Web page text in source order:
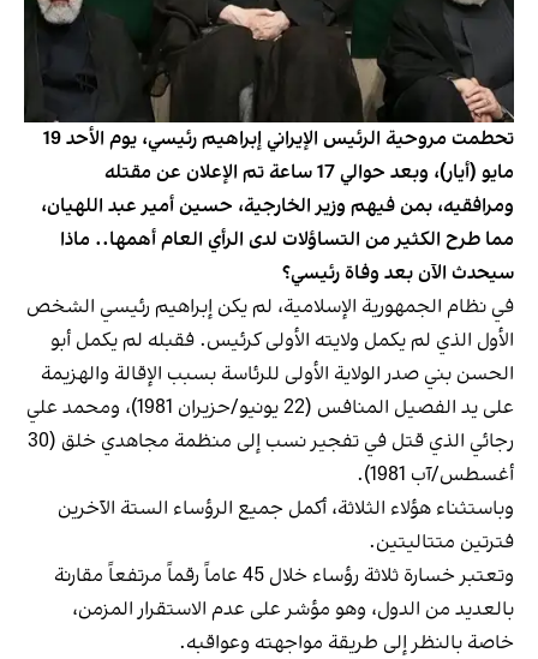
تحطمت مروحية الرئيس الإيراني إبراهيم رئيسي، يوم الأحد 19
مايو (أيار)، وبعد حوالي 17 ساعة تم الإعلان عن مقتله
ومرافقيه، بمن فيهم وزير الخارجية، حسين أمير عبد اللهيان،
مما طرح الكثير من التساؤلات لدى الرأي العام أهمها.. ماذا
سيحدث الآن بعد وفاة رئيسي؟
في نظام الجمهورية الإسلامية، لم يكن إبراهيم رئيسي الشخص
الأول الذي لم يكمل ولايته الأولى كرئيس. فقبله لم يكمل أبو
الحسن بني صدر الولاية الأولى للرئاسة بسبب الإقالة والهزيمة
على يد الفصيل المنافس (22 يونيو/حزيران 1981)، ومحمد علي
رجائي الذي قتل في تفجير نسب إلى منظمة مجاهدي خلق (30
أغسطس/آب 1981).
وباستثناء هؤلاء الثلاثة، أكمل جميع الرؤساء الستة الآخرين
فترتين متتاليتين.
وتعتبر خسارة ثلاثة رؤساء خلال 45 عاماً رقماً مرتفعاً مقارنة
بالعديد من الدول، وهو مؤشر على عدم الاستقرار المزمن،
خاصة بالنظر إلى طريقة مواجهته وعواقبه.